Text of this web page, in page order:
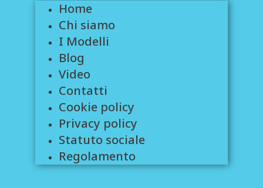
Home
Chi siamo
I Modelli
Blog
Video
Contatti
Cookie policy
Privacy policy
Statuto sociale
Regolamento